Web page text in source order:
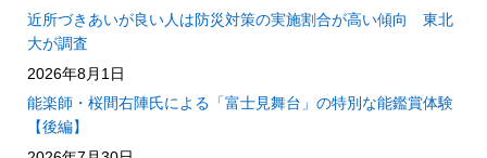
近所づきあいが良い人は防災対策の実施割合が高い傾向 東北
大が調査
2026年8月1日
能楽師・桜間右陣氏による「富士見舞台」の特別な能鑑賞体験
【後編】